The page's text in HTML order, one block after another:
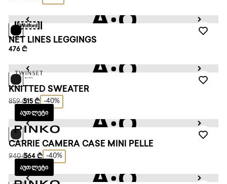
NET LINES LEGGINGS
476 ₾
KNITTED SWEATER
859 ₾515 ₾ -40%
ᲐᲣᲗᲚᲔᲢᲘ
CARRIE CAMERA CASE MINI PELLE
940 ₾564 ₾ -40%
ᲐᲣᲗᲚᲔᲢᲘ